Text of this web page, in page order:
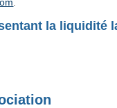
la liquidité